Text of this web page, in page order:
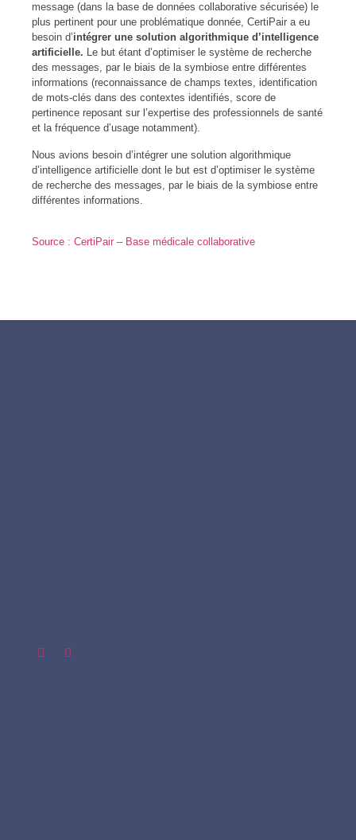
message (dans la base de données collaborative sécurisée) le
plus pertinent pour une problématique donnée, CertiPair a eu
besoin d’intégrer une solution algorithmique d’intelligence
artificielle. Le but étant d’optimiser le système de recherche
des messages, par le biais de la symbiose entre différentes
informations (reconnaissance de champs textes, identification
de mots-clés dans des contextes identifiés, score de
pertinence reposant sur l’expertise des professionnels de santé
et la fréquence d’usage notamment).
Nous avions besoin d’intégrer une solution algorithmique
d’intelligence artificielle dont le but est d’optimiser le système
de recherche des messages, par le biais de la symbiose entre
différentes informations.
Source : CertiPair – Base médicale collaborative